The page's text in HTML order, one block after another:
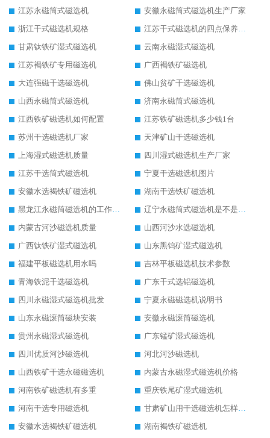
江苏永磁筒式磁选机
安徽永磁筒式磁选机生产厂家
浙江干式磁选机规格
江苏干式磁选机的四点保养秘籍
甘肃钛铁矿湿式磁选机
云南永磁湿式磁选机
江苏褐铁矿专用磁选机
广西褐铁矿磁选机
大连强磁干选磁选机
佛山贫矿干选磁选机
山西永磁筒式磁选机
济南永磁筒式磁选机
江西铁矿磁选机如何配置
江苏铁矿磁选机多少钱1台
苏州干选磁选机厂家
天津矿山干选磁选机
上海湿式磁选机质量
四川湿式磁选机生产厂家
江苏干选筒式磁选机
宁夏干选磁选机图片
安徽水选褐铁矿磁选机
湖南干选铁矿磁选机
黑龙江永磁筒磁选机的工作原理
辽宁永磁筒式磁选机是不是强磁
内蒙古河沙磁选机质量
山西河沙水选磁选机
广西钛铁矿湿式磁选机
山东黑钨矿湿式磁选机
福建平板磁选机用水吗
吉林平板磁选机技术参数
青海铁泥干选磁选机
广东干式选铝磁选机
四川永磁湿式磁选机批发
宁夏永磁磁选机说明书
山东永磁滚筒磁块安装
安徽永磁滚筒磁选机
贵州永磁湿式磁选机
广东锰矿湿式磁选机
四川优质河沙磁选机
河北河沙磁选机
山西铁矿干选永磁磁选机
内蒙古永磁湿式磁选机价格
河南铁矿磁选机有多重
重庆铁尾矿湿式磁选机
河南干选专用磁选机
甘肃矿山用干选磁选机怎样调磁
安徽水选褐铁矿磁选机
湖南褐铁矿磁选机